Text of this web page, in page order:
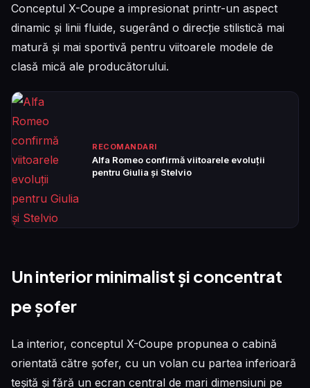
Conceptul X-Coupe a impresionat printr-un aspect
dinamic și linii fluide, sugerând o direcție stilistică mai
matură și mai sportivă pentru viitoarele modele de
clasă mică ale producătorului.
RECOMANDARI
Alfa Romeo confirmă viitoarele evoluții
pentru Giulia și Stelvio
Un interior minimalist și concentrat
pe șofer
La interior, conceptul X-Coupe propunea o cabină
orientată către șofer, cu un volan cu partea inferioară
teșită și fără un ecran central de mari dimensiuni pe